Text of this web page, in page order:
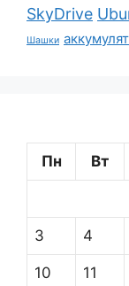
SkyDrive
Шашки
Пн
Вт
3 4
10 11